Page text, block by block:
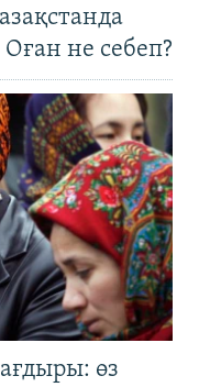
не себеп?
өз